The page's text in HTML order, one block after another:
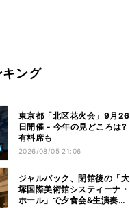
キング
東京都「北区花火会」9月26
日開催 - 今年の見どころは?
有料席も
2026/08/05 21:06
ジャルパック、閉館後の「大
塚国際美術館システィーナ・
ホール」で夕食会&生演奏を